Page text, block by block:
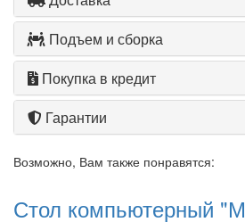
Подъем и сборка
Покупка в кредит
Гарантии
Возможно, Вам также понравятся:
Стол компьютерный